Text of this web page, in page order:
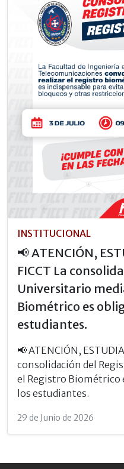
INSTITUCIONAL
📢 ATENCIÓN,
FICCT La
Universitario
Biométrico es
estudiantes.
📢 ATENCIÓN,
consolidación del
el Registro Biométrico
los estudiantes.
29 de Junio de 2026